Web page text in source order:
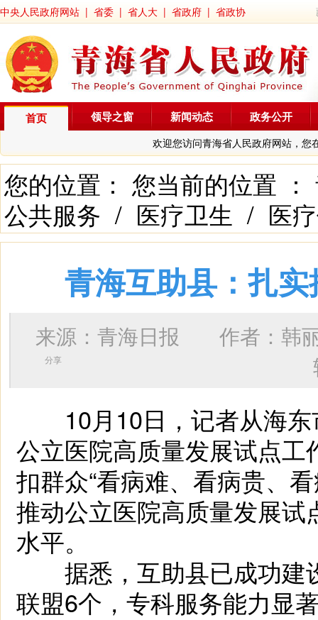
中央人民政府网站 | 省委 | 省人大 | 省政府 | 省政协
首页
欢迎您访问青海省人民政府网站，您
领导之窗 新闻动态 政务公开
您的位置： 您当前的位置 ：
公共服务 / 医疗卫生 / 医
青海互助县：扎
来源：青海日报 作者：韩
分享
10月10日，记者从海东
公立医院高质量发展试点
扣群众“看病难、看病贵、
推动公立医院高质量发展
水平。
据悉，互助县已成功建
联盟6个，专科服务能力显